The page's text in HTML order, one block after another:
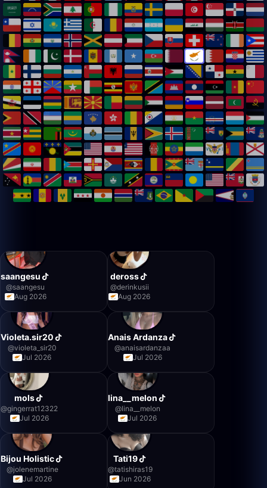
saangesu
@saangesu
Aug 2026
deross
@derinkusii
Aug 2026
Violeta.sir20
@violeta_sir20
Jul 2026
Anais Ardanza
@anaisardanzaa
Jul 2026
mols
@gingerrat12322
Jul 2026
lina__melon
@lina__melon
Jul 2026
Bijou Holistic
@jolenemartine
Jul 2026
Tati19
@tatishiras19
Jun 2026